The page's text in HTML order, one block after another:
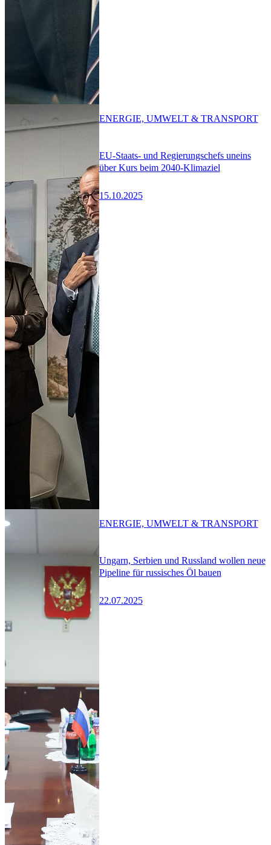
EU-Staats- und Regierungschefs uneins
über Kurs beim 2040-Klimaziel
15.10.2025
ENERGIE, UMWELT & TRANSPORT
Ungarn, Serbien und Russland wollen neue
Pipeline für russisches Öl bauen
22.07.2025
ENERGIE, UMWELT & TRANSPORT